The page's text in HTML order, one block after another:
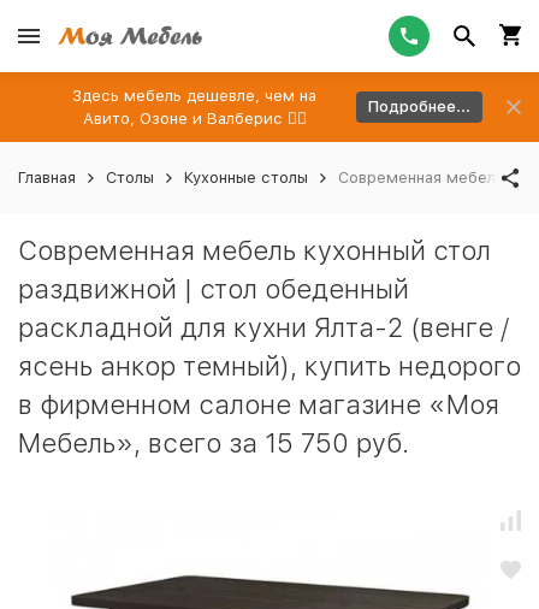
Здесь мебель дешевле, чем на
Авито, Озоне и Валберис 👉🏻
Подробнее...
Главная Столы Кухонные столы Современная мебель
Современная мебель кухонный стол
раздвижной | стол обеденный
раскладной для кухни Ялта-2 (венге /
ясень анкор темный), купить недорого
в фирменном салоне магазине «Моя
Мебель», всего за 15 750 руб.